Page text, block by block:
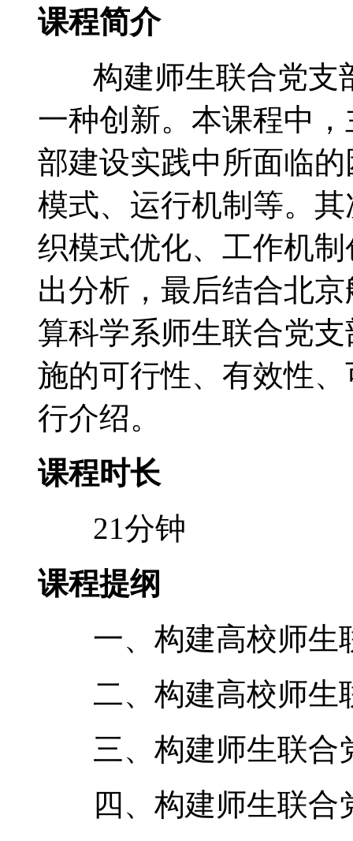
课程简介
构建师生联合党支
一种创新。本课程中
部建设实践中所面临
模式、运行机制等。
织模式优化、工作机
出分析，最后结合北
算科学系师生联合党
施的可行性、有效性
行介绍。
课程时长
21分钟
课程提纲
一、构建高校师生
二、构建高校师生
三、构建师生联合
四、构建师生联